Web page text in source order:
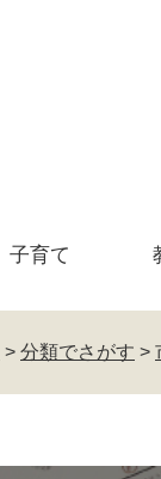
子育て
> 分類でさがす >